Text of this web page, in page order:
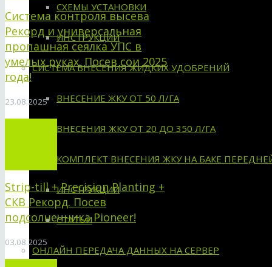
СХЕМЫ УСТАНОВКИ
ИНСТРУКЦИИ
СИСТЕМА ВНЕСЕНИЯ ЖИДКИХ УДОБРЕНИЙ
ВНЕСЕНИЕ ЖКУ ОТ 50 Л/ГА
ВНЕСЕНИЯ ЖКУ ОТ 20 ДО 350 Л/ГА
КОМПЛЕКТ ВНЕСЕНИЯ ЖКУ НА БАКЕ
ИНСТРУКЦИИ
СТАТЬИ
ОНЛАЙН ПЕРЕДАЧА ДАННЫХ НА СЕРВЕР
Система контроля высева
Рекорд и универсальная
пропашная сеялка УПС в
умелых руках. Посев сои 2025
года!
23.08.2025
Strip-till + Precision Planting +
СКВ Рекорд. Посев
подсолнечника Pioneer!
03.08.2025